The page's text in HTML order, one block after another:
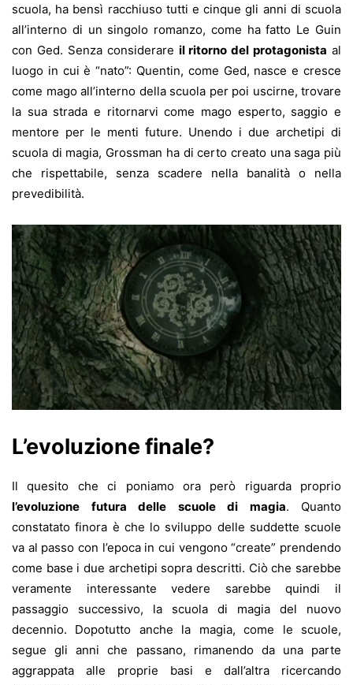
scuola, ha bensì racchiuso tutti e cinque gli anni di scuola
all’interno di un singolo romanzo, come ha fatto Le Guin
con Ged. Senza considerare il ritorno del protagonista al
luogo in cui è “nato”: Quentin, come Ged, nasce e cresce
come mago all’interno della scuola per poi uscirne, trovare
la sua strada e ritornarvi come mago esperto, saggio e
mentore per le menti future. Unendo i due archetipi di
scuola di magia, Grossman ha di certo creato una saga più
che rispettabile, senza scadere nella banalità o nella
prevedibilità.
L’evoluzione finale?
Il quesito che ci poniamo ora però riguarda proprio
l’evoluzione futura delle scuole di magia. Quanto
constatato finora è che lo sviluppo delle suddette scuole
va al passo con l’epoca in cui vengono “create” prendendo
come base i due archetipi sopra descritti. Ciò che sarebbe
veramente interessante vedere sarebbe quindi il
passaggio successivo, la scuola di magia del nuovo
decennio. Dopotutto anche la magia, come le scuole,
segue gli anni che passano, rimanendo da una parte
aggrappata alle proprie basi e dall’altra ricercando